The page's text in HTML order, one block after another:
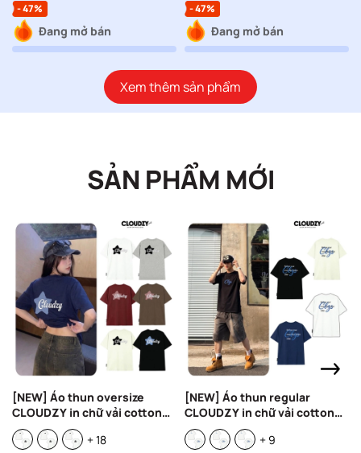
- 47%
Đang mở bán
- 47%
Đang mở bán
Xem thêm sản phẩm
SẢN PHẨM MỚI
[NEW] Áo thun oversize
CLOUDZY in chữ vải cotton
100% 250gsm form rộng nam
nữ áo phông regular local
+ 18
[NEW] Áo thun regular
CLOUDZY in chữ vải cotton
100% 250gsm form rộng nam
nữ áo phông oversize local
+ 9